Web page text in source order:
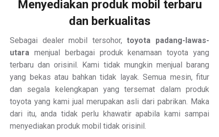
Menyediakan produk mobil terbaru
dan berkualitas
Sebagai dealer mobil tersohor,toyota padang-lawas-
utara menjual berbagai produk kenamaan toyota yang
terbaru dan orisinil. Kami tidak mungkin menjual barang
yang bekas atau bahkan tidak layak. Semua mesin, fitur
dan segala kelengkapan yang tersemat dalam produk
toyota yang kami jual merupakan asli dari pabrikan. Maka
dari itu, anda tidak perlu khawatir apabila kami sampai
menyediakan produk mobil tidak orisinil.